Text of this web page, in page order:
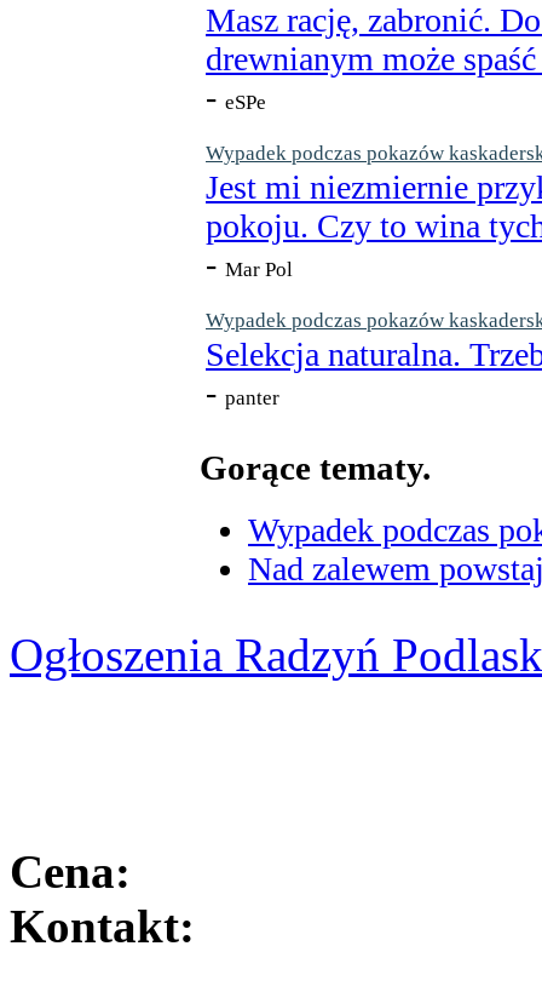
Masz rację, zabronić.
drewnianym może
- eSPe
Wypadek podczas pokazów
Jest mi niezmiernie
pokoju. Czy to wina
- Mar Pol
Wypadek podczas pokazów
Selekcja naturalna.
- panter
Gorące tematy.
Wypadek podczas
Nad zalewem
Ogłoszenia Radzyń
Cena:
Kontakt: